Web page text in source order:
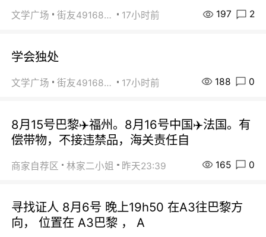
文学广场 街友49168527 17小时前 197 2
学会独处
文学广场 街友49168527 17小时前 188 0
8月15号巴黎✈️福州。8月16号中国✈️法国。有
偿带物，不接违禁品，海关责任自
商家自荐区 林家二小姐 昨天23:39 165 0
寻找证人 8月6号 晚上19h50 在A3往巴黎方
向， 位置在 A3巴黎 ， A